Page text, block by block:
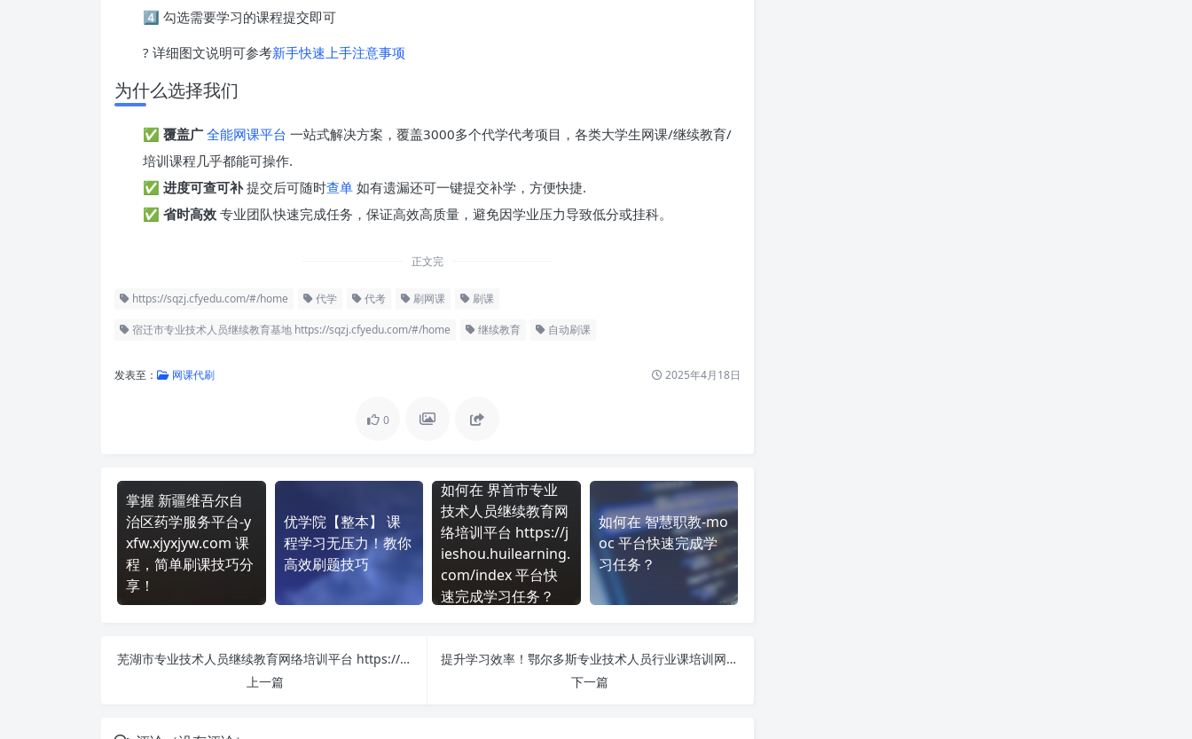
4️⃣ 勾选需要学习的课程提交即可
? 详细图文说明可参考新手快速上手注意事项
为什么选择我们
✅ 覆盖广 全能网课平台 一站式解决方案，覆盖3000多个代学代考项目，各类大学生网课/继续教育/
培训课程几乎都能可操作.
✅ 进度可查可补提交后可随时查单 如有遗漏还可一键提交补学，方便快捷.
✅ 省时高效 专业团队快速完成任务，保证高效高质量，避免因学业压力导致低分或挂科。
正文完
https://sqzj.cfyedu.com/#/home 代学 代考 刷网课 刷课
宿迁市专业技术人员继续教育基地 https://sqzj.cfyedu.com/#/home 继续教育 自动刷课
发表至： 网课代刷 2025年4月18日
0
掌握 新疆维吾尔自
治区药学服务平台-y
xfw.xjyxjyw.com 课
程，简单刷课技巧分
享！
优学院【整本】 课
程学习无压力！教你
高效刷题技巧
如何在 界首市专业
技术人员继续教育网
络培训平台 https://j
ieshou.huilearning.
com/index 平台快
速完成学习任务？
如何在 智慧职教-mo
oc 平台快速完成学
习任务？
芜湖市专业技术人员继续教育网络培训平台 https://wuhu.huilearning.com/ 刷课也能轻松过！简单技巧大公开
上一篇
提升学习效率！鄂尔多斯专业技术人员行业课培训网 https://erdszj.nmgrcpx.com/ 刷课方法全揭秘
下一篇